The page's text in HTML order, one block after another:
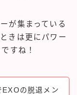
が集まっている
きは更にパワー
すね！
の脱退メン